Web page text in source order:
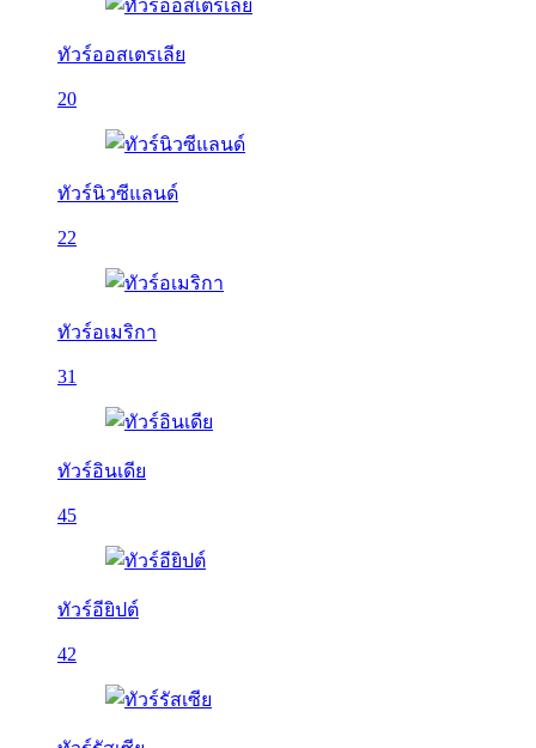
ทัวร์ออสเตรเลีย
20
ทัวร์นิวซีแลนด์
22
ทัวร์อเมริกา
31
ทัวร์อินเดีย
45
ทัวร์อียิปต์
42